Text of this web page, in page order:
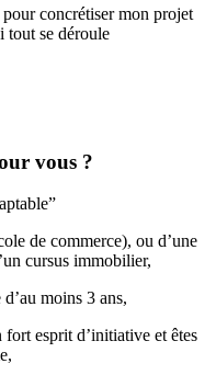
du réseau.
dans la gestion locative
la rentabilité de l’activité
sur le chiffre d’affaires,
pour développer les
du projet
concrétiser mon projet
tout se déroule
vous ?
de commerce), ou d’une
cursus immobilier,
moins 3 ans,
fort esprit d’initiative et êtes